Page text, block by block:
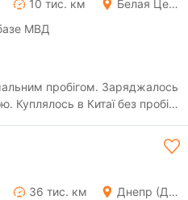
10 тис. км
Белая Церковь
МВД
пробігом. Заряджалось
Куплялось в Китаї без пробігу
36 тис. км
Днепр (Днепропетровск)